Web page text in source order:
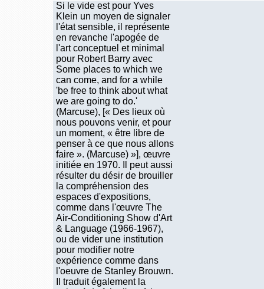
Si le vide est pour Yves
Klein un moyen de signaler
l'état sensible, il représente
en revanche l'apogée de
l'art conceptuel et minimal
pour Robert Barry avec
Some places to which we
can come, and for a while
'be free to think about what
we are going to do.'
(Marcuse), [« Des lieux où
nous pouvons venir, et pour
un moment, « être libre de
penser à ce que nous allons
faire ». (Marcuse) »], œuvre
initiée en 1970. Il peut aussi
résulter du désir de brouiller
la compréhension des
espaces d'expositions,
comme dans l'œuvre The
Air-Conditioning Show d'Art
& Language (1966-1967),
ou de vider une institution
pour modifier notre
expérience comme dans
l'oeuvre de Stanley Brouwn.
Il traduit également la